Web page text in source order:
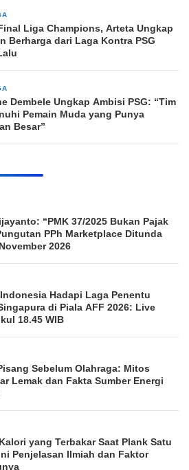
Liga Champions, Arteta Ungkap
Berharga dari Laga Kontra PSG
Dembele Ungkap Ambisi PSG: “Tim
Pemain Muda yang Punya
Besar”
“PMK 37/2025 Bukan Pajak
PPh Marketplace Ditunda
2026
Hadapi Laga Penentu
di Piala AFF 2026: Live
18.45 WIB
Sebelum Olahraga: Mitos
Lemak dan Fakta Sumber Energi
yang Terbakar Saat Plank Satu
Penjelasan Ilmiah dan Faktor